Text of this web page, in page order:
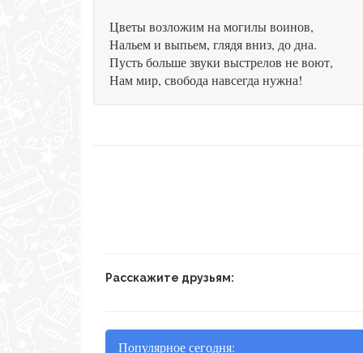
Цветы возложим на могилы воинов,
Нальем и выпьем, глядя вниз, до дна.
Пусть больше звуки выстрелов не воют,
Нам мир, свобода навсегда нужна!
Расскажите друзьям:
Популярное сегодня: